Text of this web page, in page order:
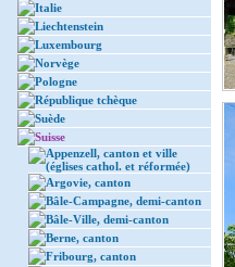
Italie
Liechtenstein
Luxembourg
Norvège
Pologne
République tchèque
Suède
Suisse
Appenzell, canton et ville
(églises cathol. et réformée)
Argovie, canton
Bâle-Campagne, demi-canton
Bâle-Ville, demi-canton
Berne, canton
Fribourg, canton